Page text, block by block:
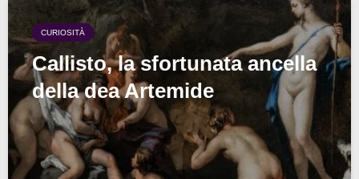
CURIOSITÀ
Callisto, la sfortunata ancella
della dea Artemide